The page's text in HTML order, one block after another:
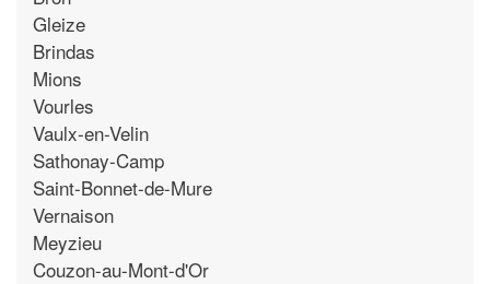
Gleize
Brindas
Mions
Vourles
Vaulx-en-Velin
Sathonay-Camp
Saint-Bonnet-de-Mure
Vernaison
Meyzieu
Couzon-au-Mont-d'Or